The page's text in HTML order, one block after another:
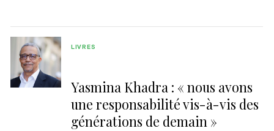
Yasmina Khadra : « nous avons
une responsabilité vis-à-vis des
générations de demain »
LIVRES